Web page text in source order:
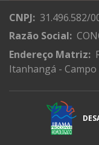
CNPJ: 31.496.582/
Razão Social:
Endereço Matriz:
Itanhangá - Campo